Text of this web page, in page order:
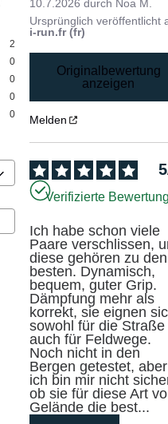
2
0
0
0
0
10.7.2026 durch Noa M.
Ursprünglich veröffentlicht
i-run.fr (fr)
Originalbewertung
anzeigen
Melden
5
Verifizierte
Ich habe schon viele
Paare verschlissen,
diese gehören zu den
besten. Dynamisch,
bequem, guter Grip.
Dämpfung mehr als
korrekt, sie eignen
sowohl für die Straße
auch für Feldwege.
Noch nicht in den
Bergen getestet, aber
ich bin mir nicht
ob sie für diese Art
Gelände die best...